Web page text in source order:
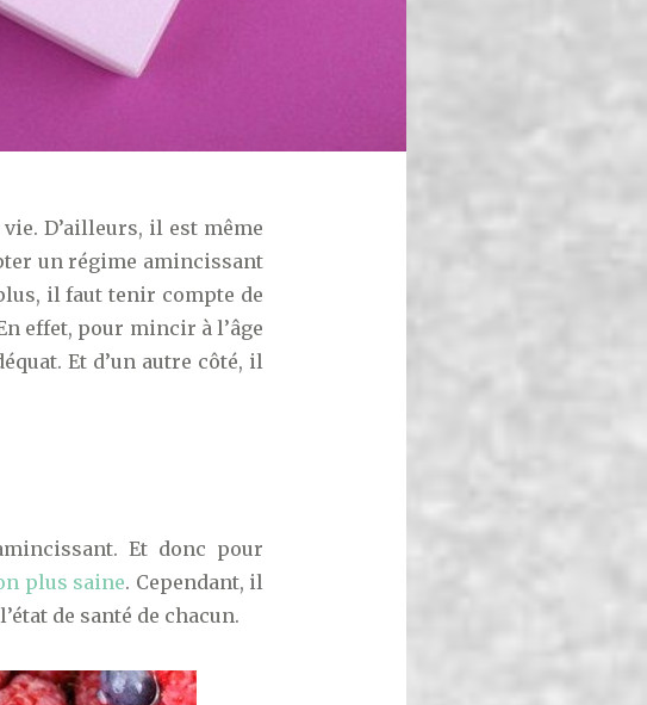
D’ailleurs, il est même
un régime amincissant
il faut tenir compte de
effet, pour mincir à l’âge
Et d’un autre côté, il
Et donc pour
plus saine. Cependant, il
de santé de chacun.